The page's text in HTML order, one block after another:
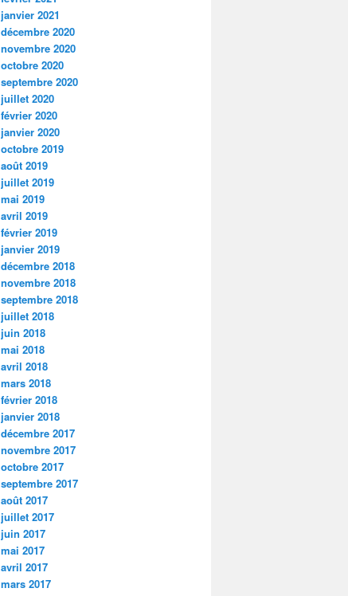
janvier 2021
décembre 2020
novembre 2020
octobre 2020
septembre 2020
juillet 2020
février 2020
janvier 2020
octobre 2019
août 2019
juillet 2019
mai 2019
avril 2019
février 2019
janvier 2019
décembre 2018
novembre 2018
septembre 2018
juillet 2018
juin 2018
mai 2018
avril 2018
mars 2018
février 2018
janvier 2018
décembre 2017
novembre 2017
octobre 2017
septembre 2017
août 2017
juillet 2017
juin 2017
mai 2017
avril 2017
mars 2017